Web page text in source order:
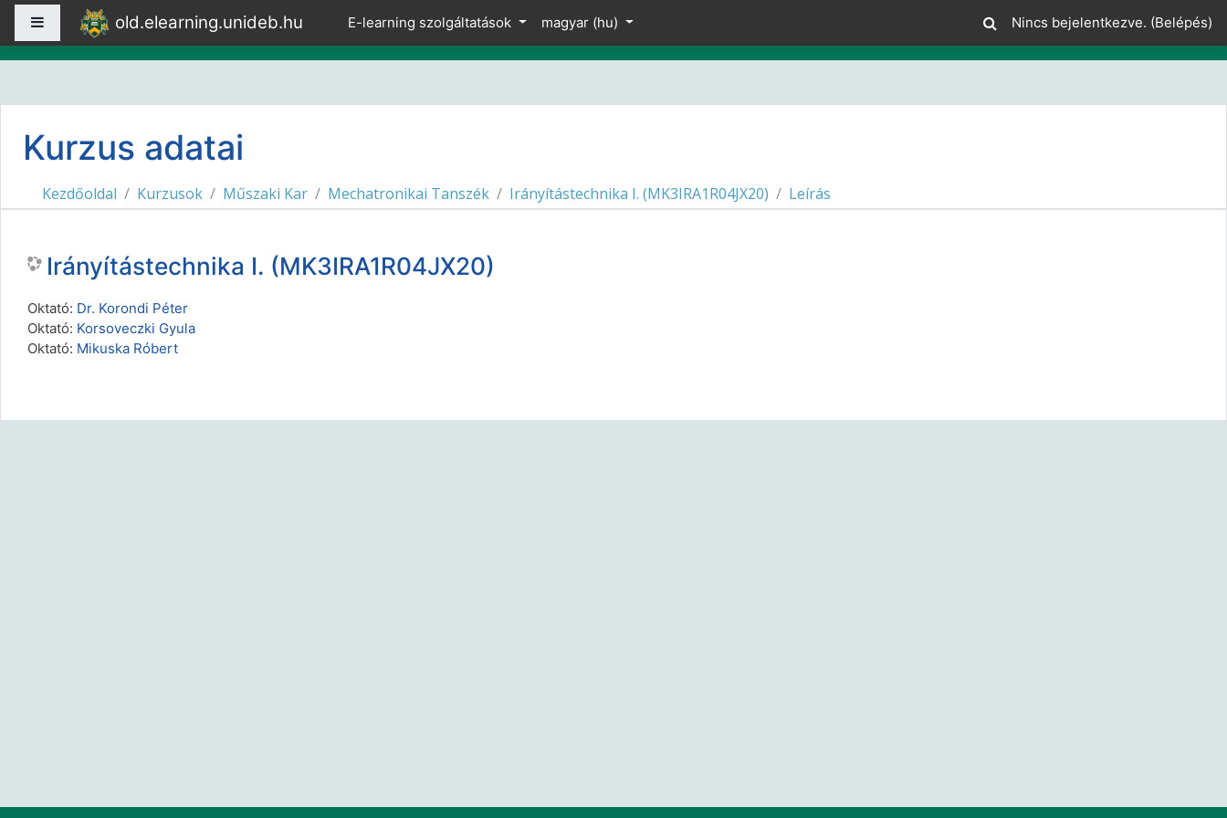
Tovább a fő tartalomhoz
Oldalpanel old.elearning.unideb.hu E-learning szolgáltatások magyar ‎(hu)‎ Nincs bejelentkezve. (Belépés)
Kurzus adatai
Kezdőoldal Kurzusok Műszaki Kar Mechatronikai Tanszék Irányítástechnika I. (MK3IRA1R04JX20) Leírás
Irányítástechnika I. (MK3IRA1R04JX20)
Oktató: Dr. Korondi Péter
Oktató: Korsoveczki Gyula
Oktató: Mikuska Róbert